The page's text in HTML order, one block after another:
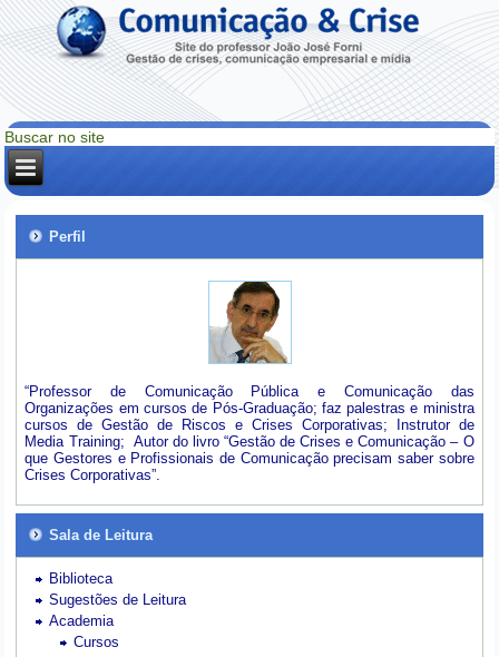
Perfil
“Professor de Comunicação Pública e Comunicação das
Organizações em cursos de Pós-Graduação; faz palestras e ministra
cursos de Gestão de Riscos e Crises Corporativas; Instrutor de
Media Training; Autor do livro “Gestão de Crises e Comunicação – O
que Gestores e Profissionais de Comunicação precisam saber sobre
Crises Corporativas”.
Sala de Leitura
Biblioteca
Sugestões de Leitura
Academia
Cursos